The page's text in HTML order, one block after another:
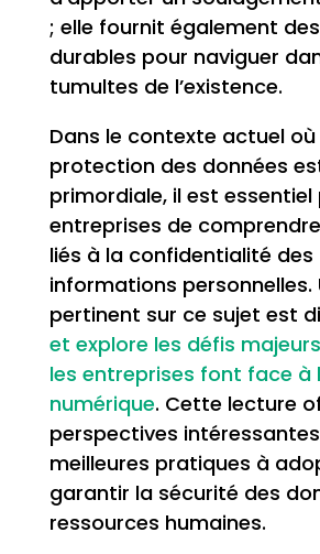
; elle fournit également
durables pour naviguer
tumultes de l’existence.
Dans le contexte actuel où
protection des données
primordiale, il est essentiel
entreprises de
liés à la confidentialité des
informations personnelles.
pertinent sur ce sujet est
et explore les défis
les entreprises font face à
numérique. Cette lecture
perspectives
meilleures pratiques à
garantir la sécurité des
ressources humaines.